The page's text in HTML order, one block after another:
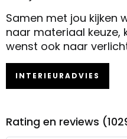
Samen met jou kijken
naar materiaal keuze,
wenst ook naar
INTERIEURADVIES
Rating en reviews